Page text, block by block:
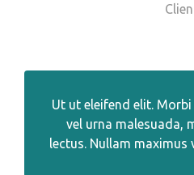
Ut ut eleifend elit.
vel urna malesuada,
lectus. Nullam